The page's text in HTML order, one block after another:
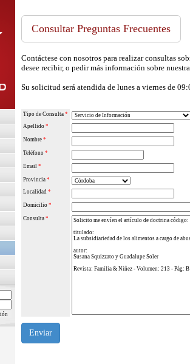
Consultar Preguntas Frecuentes
Contáctese con nosotros para realizar consultas
desee recibir, o pedir más información sobre
Su solicitud será atendida de lunes a viernes de
Tipo de Consulta *
Apellido *
Nombre *
Teléfono *
Email *
Provincia *
Localidad *
Domicilio *
Consulta *